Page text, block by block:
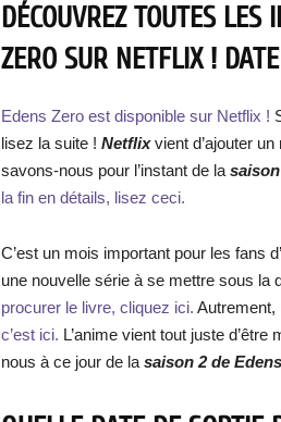
DÉCOUVREZ TOUTES
ZERO SUR NETFLIX !
Edens Zero est disponible sur Netflix !
lisez la suite ! Netflixvient d’ajouter
savons-nous pour l’instant de la
la fin en détails, lisez ceci.
C’est un mois important pour les fans
une nouvelle série à se mettre sous la
procurer le livre, cliquez ici. Autrement,
c’est ici. L’anime vient tout juste
nous à ce jour de la saison 2 de